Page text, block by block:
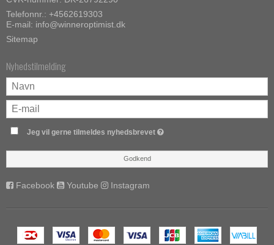
Telefonnr.: +4562619303
E-mail: info@winneroptimist.dk
Sitemap
Nyhedstilmelding
Jeg vil gerne tilmeldes nyhedsbrevet
Godkend
Facebook Youtube Instagram